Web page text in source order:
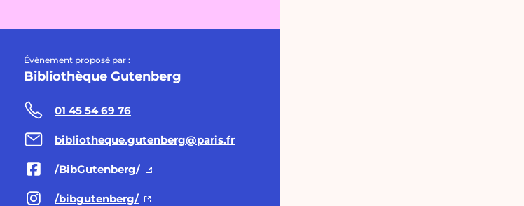
Évènement proposé par :
Bibliothèque Gutenberg
01 45 54 69 76
bibliotheque.gutenberg@paris.fr
/BibGutenberg/
/bibgutenberg/